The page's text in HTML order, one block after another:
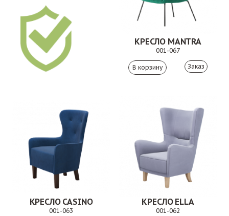
КРЕСЛО MANTRA
001-067
Заказ
КРЕСЛО CASINO
001-063
КРЕСЛО ELLA
001-062